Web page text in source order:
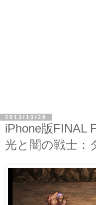
2013/10/29
iPhone版FINAL
光と闇の戦士：